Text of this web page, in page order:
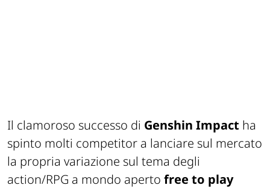
Il clamoroso successo di Genshin Impact ha
spinto molti competitor a lanciare sul mercato
la propria variazione sul tema degli
action/RPG a mondo aperto free to play